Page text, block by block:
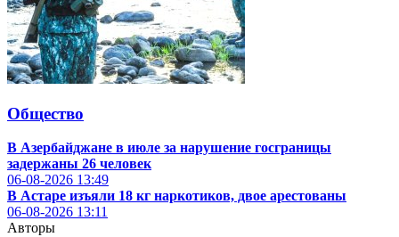
Общество
В Азербайджане в июле за нарушение госграницы
задержаны 26 человек
06-08-2026 13:49
В Астаре изъяли 18 кг наркотиков, двое арестованы
06-08-2026 13:11
Авторы